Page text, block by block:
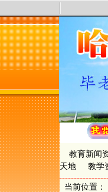
教育新闻
天地
教学
当前位置：